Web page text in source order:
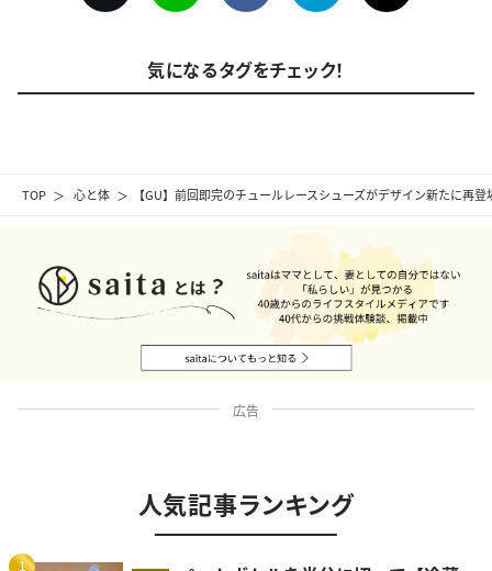
TOP 心と体 【GU】前回即完のチュールレースシューズがデザイン新たに再登
気になるタグをチェック！
広告
人気記事ランキング
1